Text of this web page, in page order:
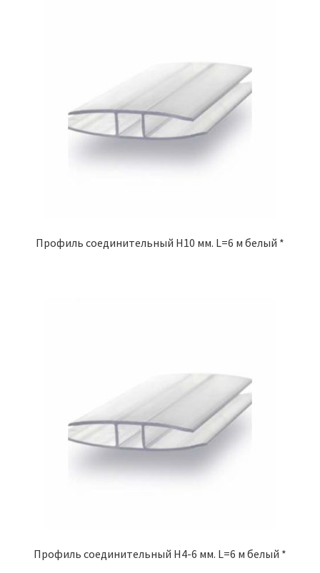
Профиль соединительный Н10 мм. L=6 м белый *
Профиль соединительный Н4-6 мм. L=6 м белый *